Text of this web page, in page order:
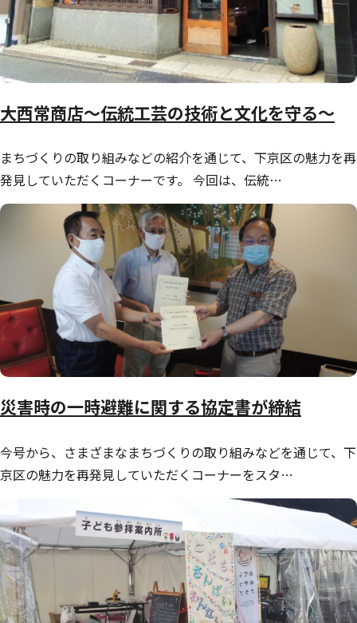
大西常商店～伝統工芸の技術と文化を守る～
まちづくりの取り組みなどの紹介を通じて、下京区の魅力を再
発見していただくコーナーです。 今回は、伝統…
災害時の一時避難に関する協定書が締結
今号から、さまざまなまちづくりの取り組みなどを通じて、下
京区の魅力を再発見していただくコーナーをスタ…